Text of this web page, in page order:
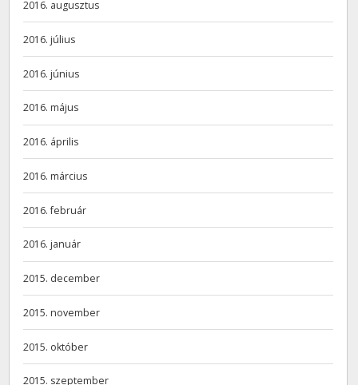
2016. augusztus
2016. július
2016. június
2016. május
2016. április
2016. március
2016. február
2016. január
2015. december
2015. november
2015. október
2015. szeptember